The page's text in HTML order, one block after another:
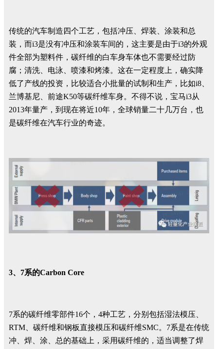
传统的汽车制造四个工艺，包括冲压、焊装、涂装和总
装，而i3是没有冲压和涂装车间的，这主要是由于i3的外观
件全部为塑料件，碳纤维的白车身车体也不需要经过防
腐；清洗、电泳、喷漆和烤漆。这在一定程度上，确实降
低了产线的投资，比较适合小批量的试制和生产，比如i8、
兰博基尼、前途K50等碳纤维车身。不得不说，宝马i3从
2013年量产，到现在将近10年，全球销量二十几万台，也
是碳纤维在汽车行业的奇迹。
3、7系的Carbon Core
7系的碳纤维零部件16个，4种工艺，分别包括湿法模压、
RTM、碳纤维和钢板直接模压和碳纤维SMC。7系是在传统
冲、焊、涂、总的基础上，采用碳纤维的，适当调整了焊